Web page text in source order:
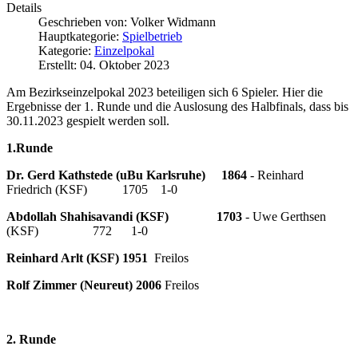
Details
Geschrieben von: Volker Widmann
Hauptkategorie: Spielbetrieb
Kategorie: Einzelpokal
Erstellt: 04. Oktober 2023
Am Bezirkseinzelpokal 2023 beteiligen sich 6 Spieler. Hier die
Ergebnisse der 1. Runde und die Auslosung des Halbfinals, dass bis
30.11.2023 gespielt werden soll.
1.Runde
Dr. Gerd Kathstede (uBu Karlsruhe) 1864 - Reinhard
Friedrich (KSF) 1705 1-0
Abdollah Shahisavandi (KSF) 1703 - Uwe Gerthsen
(KSF) 772 1-0
Reinhard Arlt (KSF) 1951 Freilos
Rolf Zimmer (Neureut) 2006 Freilos
2. Runde